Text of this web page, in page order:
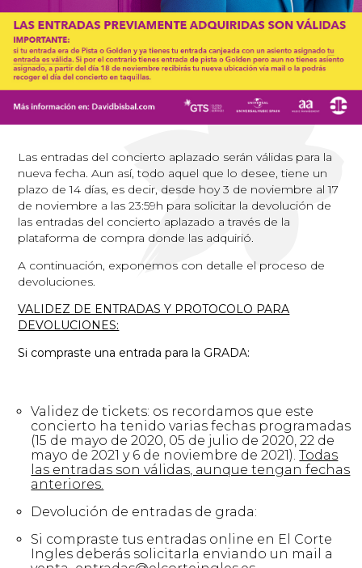
Las entradas del concierto aplazado serán válidas para la
nueva fecha. Aun así, todo aquel que lo desee, tiene un
plazo de 14 días, es decir, desde hoy 3 de noviembre al 17
de noviembre a las 23:59h para solicitar la devolución de
las entradas del concierto aplazado a través de la
plataforma de compra donde las adquirió.
A continuación, exponemos con detalle el proceso de
devoluciones.
VALIDEZ DE ENTRADAS Y PROTOCOLO PARA
DEVOLUCIONES:
Si compraste una entrada para la GRADA:
Validez de tickets: os recordamos que este
concierto ha tenido varias fechas programadas
(15 de mayo de 2020, 05 de julio de 2020, 22 de
mayo de 2021 y 6 de noviembre de 2021).Todas
las entradas son válidas, aunque tengan fechas
anteriores.
Devolución de entradas de grada:
Si compraste tus entradas online en El Corte
Ingles deberás solicitarla enviando un mail a